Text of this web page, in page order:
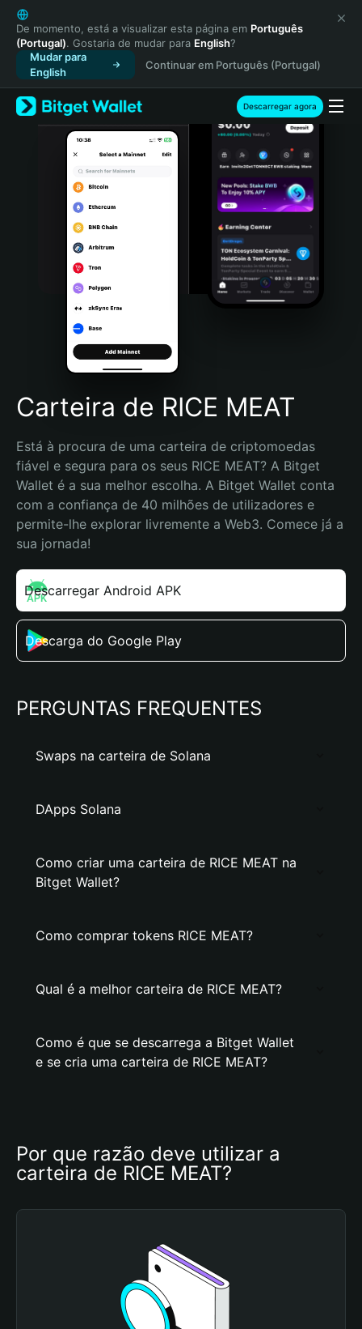
English
日本語
Tiếng Việt
Русский
Español (Latinoamérica)
Türkçe
Italiano
Português (Portugal)
Bahasa Indonesia
Português (Brasil)
Español (Argentina)
De momento, está a visualizar esta página em Português
(Portugal). Gostaria de mudar para English?
Mudar para
English
Continuar em Português (Portugal)
Descarregar agora
Carteira de RICE MEAT
Está à procura de uma carteira de criptomoedas
fiável e segura para os seus RICE MEAT? A Bitget
Wallet é a sua melhor escolha. A Bitget Wallet conta
com a confiança de 40 milhões de utilizadores e
permite-lhe explorar livremente a Web3. Comece já a
sua jornada!
Descarregar Android APK
Descarga do Google Play
PERGUNTAS FREQUENTES
Swaps na carteira de Solana
DApps Solana
Como criar uma carteira de RICE MEAT na
Bitget Wallet?
Como comprar tokens RICE MEAT?
Qual é a melhor carteira de RICE MEAT?
Como é que se descarrega a Bitget Wallet
e se cria uma carteira de RICE MEAT?
Por que razão deve utilizar a
carteira de RICE MEAT?